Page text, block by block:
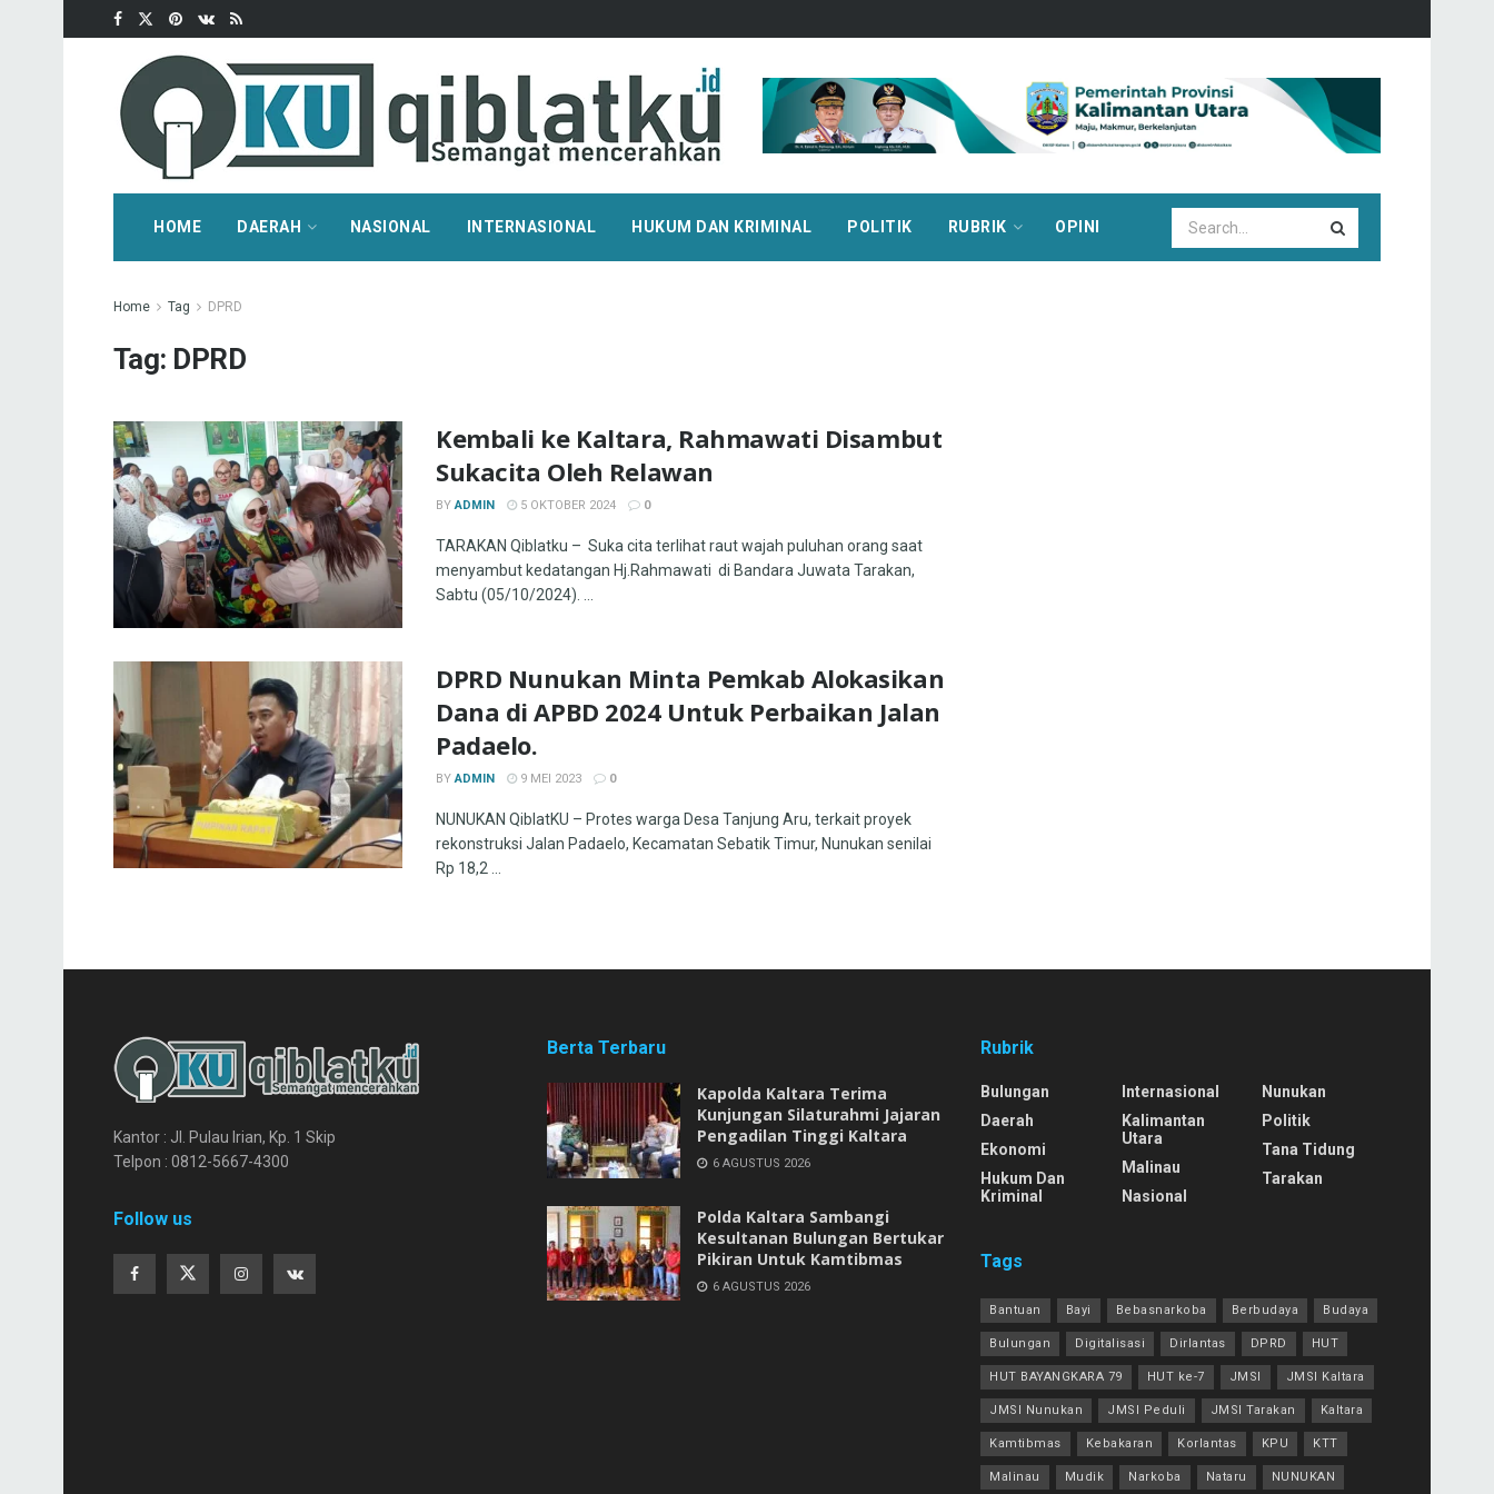
HOME DAERAH NASIONAL INTERNASIONAL HUKUM DAN KRIMINAL POLITIK RUBRIK OPINI
Home Tag DPRD
Tag: DPRD
Kembali ke Kaltara, Rahmawati Disambut
Sukacita Oleh Relawan
BY ADMIN 5 OKTOBER 2024 0
TARAKAN Qiblatku – Suka cita terlihat raut wajah puluhan orang saat
menyambut kedatangan Hj.Rahmawati di Bandara Juwata Tarakan,
Sabtu (05/10/2024). ...
DPRD Nunukan Minta Pemkab Alokasikan
Dana di APBD 2024 Untuk Perbaikan Jalan
Padaelo.
BY ADMIN 9 MEI 2023 0
NUNUKAN QiblatKU – Protes warga Desa Tanjung Aru, terkait proyek
rekonstruksi Jalan Padaelo, Kecamatan Sebatik Timur, Nunukan senilai
Rp 18,2 ...
Kantor : Jl. Pulau Irian, Kp. 1 Skip
Telpon : 0812-5667-4300
Follow us
Berta Terbaru
Kapolda Kaltara Terima
Kunjungan Silaturahmi Jajaran
Pengadilan Tinggi Kaltara
6 AGUSTUS 2026
Polda Kaltara Sambangi
Kesultanan Bulungan Bertukar
Pikiran Untuk Kamtibmas
6 AGUSTUS 2026
Rubrik
Bulungan
Daerah
Ekonomi
Hukum Dan
Kriminal
Internasional
Kalimantan
Utara
Malinau
Nasional
Nunukan
Politik
Tana Tidung
Tarakan
Tags
Bantuan Bayi Bebasnarkoba Berbudaya Budaya
Bulungan Digitalisasi Dirlantas DPRD HUT
HUT BAYANGKARA 79 HUT ke-7 JMSI JMSI Kaltara
JMSI Nunukan JMSI Peduli JMSI Tarakan Kaltara
Kamtibmas Kebakaran Korlantas KPU KTT
Malinau Mudik Narkoba Nataru NUNUKAN